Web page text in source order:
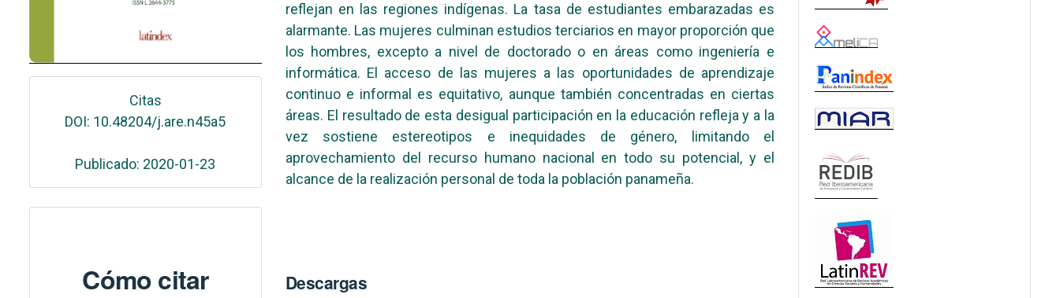
Citas
DOI: 10.48204/j.are.n45a5
Publicado: 2020-01-23
Cómo citar
reflejan en las regiones indígenas. La tasa de estudiantes embarazadas es
alarmante. Las mujeres culminan estudios terciarios en mayor proporción que
los hombres, excepto a nivel de doctorado o en áreas como ingeniería e
informática. El acceso de las mujeres a las oportunidades de aprendizaje
continuo e informal es equitativo, aunque también concentradas en ciertas
áreas. El resultado de esta desigual participación en la educación refleja y a la
vez sostiene estereotipos e inequidades de género, limitando el
aprovechamiento del recurso humano nacional en todo su potencial, y el
alcance de la realización personal de toda la población panameña.
Descargas